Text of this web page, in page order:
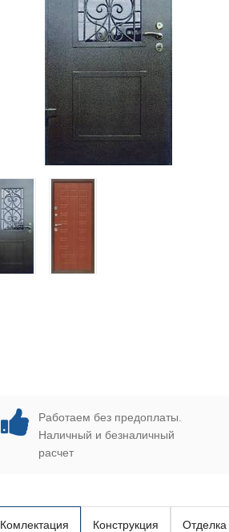
Работаем без предоплаты.
Наличный и безналичный
расчет
Комлектация Конструкция Отделка